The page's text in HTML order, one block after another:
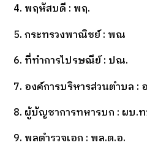
4. พฤหัสบดี : พฤ.
5. กระทรวงพาณิชย์ : พณ
6. ที่ทำการไปรษณีย์ : ปณ.
7. องค์การบริหารส่วนตำบล :
8. ผู้บัญชาการทหารบก : ผบ.
9. พลตำรวจเอก : พล.ต.อ.